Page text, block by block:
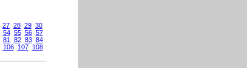
27 28 29 30
54 55 56 57
81 82 83 84
106 107
108